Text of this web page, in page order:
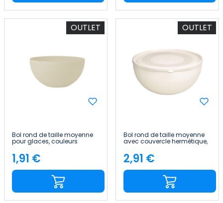
OUTLET
Bol rond de taille moyenne
pour glaces, couleurs
assorties, Ø20.5x10.5cm
7house
Price
1,91 €
OUTLET
Bol rond de taille moyenne
avec couvercle hermétique,
Ø24.5x12cm 7house
Price
2,91 €